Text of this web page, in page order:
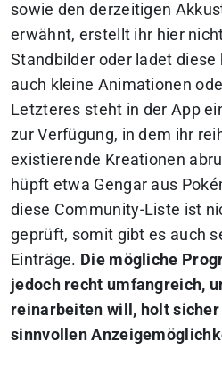
sowie den derzeitigen
erwähnt, erstellt ihr hier
Standbilder oder ladet
auch kleine Animationen
Letzteres steht in der App
zur Verfügung, in dem ihr
existierende Kreationen
hüpft etwa Gengar aus
diese Community-Liste ist
geprüft, somit gibt es auch
Einträge. Die mögliche
jedoch recht umfangreich,
reinarbeiten will, holt sicher
sinnvollen